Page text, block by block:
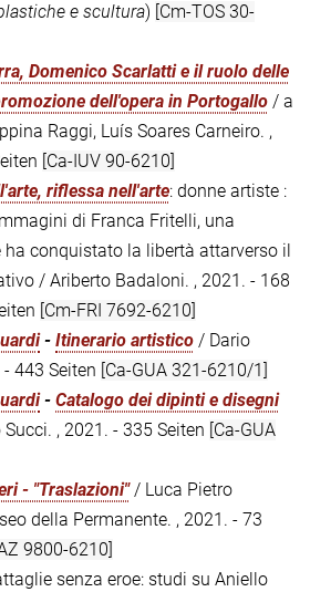
e scultura) [Cm-TOS 30-
Domenico Scarlatti e il ruolo delle
dell'opera in Portogallo / a
Raggi, Luís Soares Carneiro. ,
[Ca-IUV 90-6210]
riflessa nell'arte: donne artiste :
di Franca Fritelli, una
ha conquistato la libertà attarverso il
/ Ariberto Badaloni. , 2021. - 168
[Cm-FRI 7692-6210]
- Itinerario artistico / Dario
443 Seiten [Ca-GUA 321-6210/1]
- Catalogo dei dipinti e disegni
, 2021. - 335 Seiten [Ca-GUA
- "Traslazioni"/ Luca Pietro
della Permanente. , 2021. - 73
9800-6210]
senza eroe: studi su Aniello